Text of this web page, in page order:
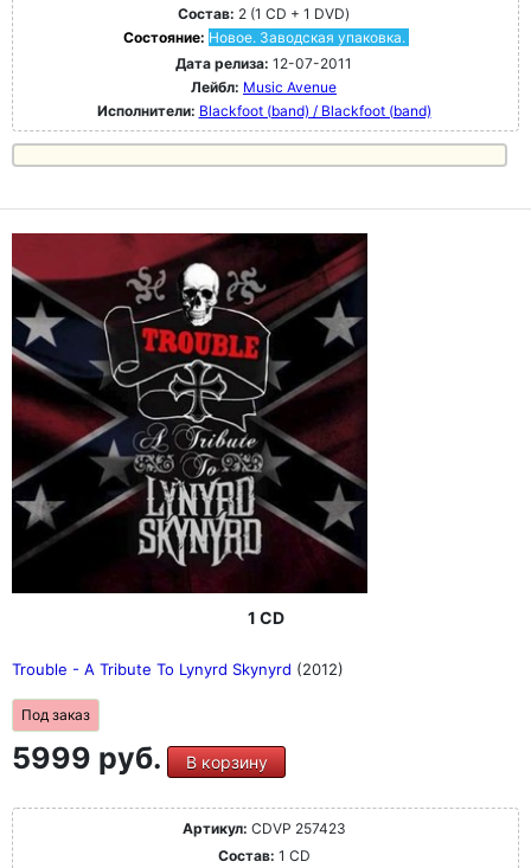
Состав: 2 (1 CD + 1 DVD)
Состояние: Новое. Заводская упаковка.
Дата релиза: 12-07-2011
Лейбл: Music Avenue
Исполнители: Blackfoot (band) / Blackfoot (band)
1 CD
Trouble - A Tribute To Lynyrd Skynyrd (2012)
Под заказ
5999 руб. В корзину
Артикул: CDVP 257423
Состав: 1 CD